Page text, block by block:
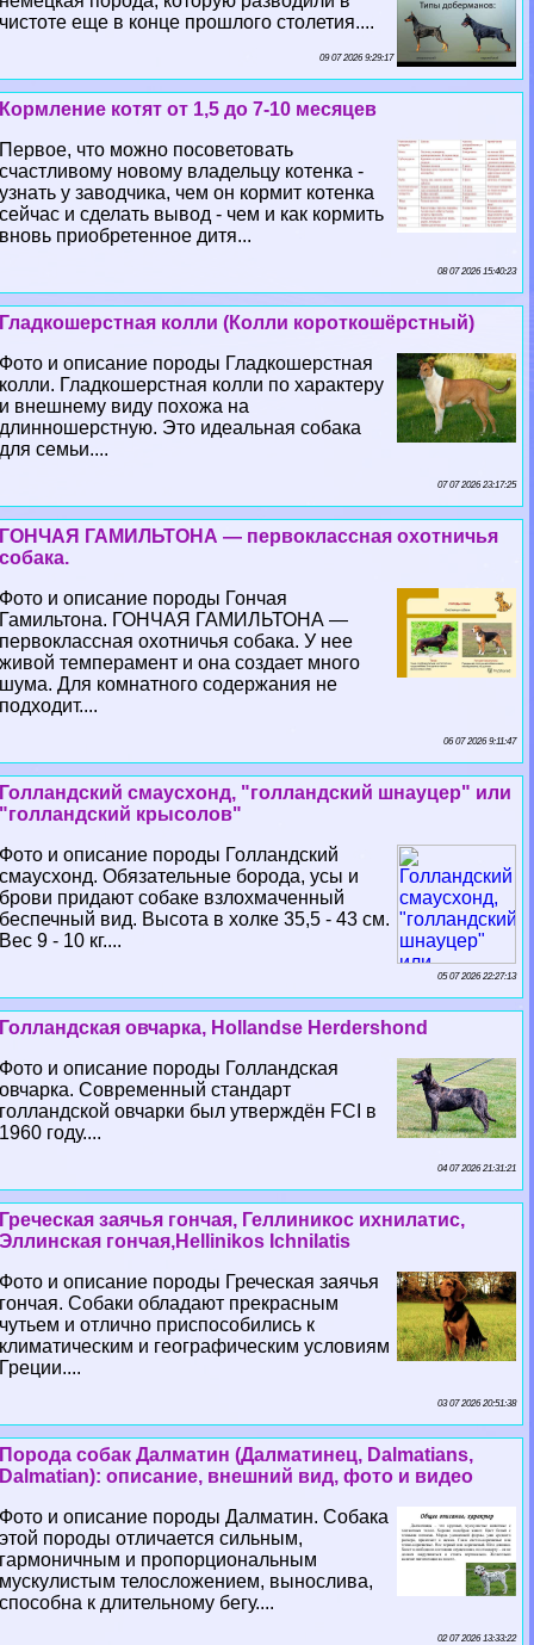
чистоте еще в конце прошлого столетия....
09 07 2026 9:29:17
Кормление котят от 1,5 до 7-10 месяцев
Первое, что можно посоветовать
счастливому новому владельцу котенка -
узнать у заводчика, чем он кормит котенка
сейчас и сделать вывод - чем и как кормить
вновь приобретенное дитя...
08 07 2026 15:40:23
Гладкошерстная колли (Колли короткошёрстный)
Фото и описание породы Гладкошерстная
колли. Гладкошерстная колли по хаpaктеру
и внешнему виду похожа на
длинношерстную. Это идеальная собака
для семьи....
07 07 2026 23:17:25
ГОНЧАЯ ГАМИЛЬТОНА — первоклассная охотничья
собака.
Фото и описание породы Гончая
Гамильтона. ГОНЧАЯ ГАМИЛЬТОНА —
первоклассная охотничья собака. У нее
живой темперамент и она создает много
шума. Для комнатного содержания не
подходит....
06 07 2026 9:11:47
Голландский смаусхонд, "голландский шнауцер" или
"голландский крысолов"
Фото и описание породы Голландский
смаусхонд. Обязательные борода, усы и
брови придают собаке взлохмаченный
беспечный вид. Высота в холке 35,5 - 43 см.
Вес 9 - 10 кг....
05 07 2026 22:27:13
Голландская овчарка, Hollandse Herdershond
Фото и описание породы Голландская
овчарка. Современный стандарт
голландской овчарки был утверждён FCI в
1960 году....
04 07 2026 21:31:21
Греческая заячья гончая, Геллиникос ихнилатис,
Эллинская гончая,Hellinikos Ichnilatis
Фото и описание породы Греческая заячья
гончая. Собаки обладают прекрасным
чутьем и отлично приспособились к
климатическим и географическим условиям
Греции....
03 07 2026 20:51:38
Порода собак Далматин (Далматинец, Dalmatians,
Dalmatian): описание, внешний вид, фото и видео
Фото и описание породы Далматин. Собака
этой породы отличается сильным,
гармоничным и пропорциональным
мускулистым телосложением, вынослива,
способна к длительному бегу....
02 07 2026 13:33:22